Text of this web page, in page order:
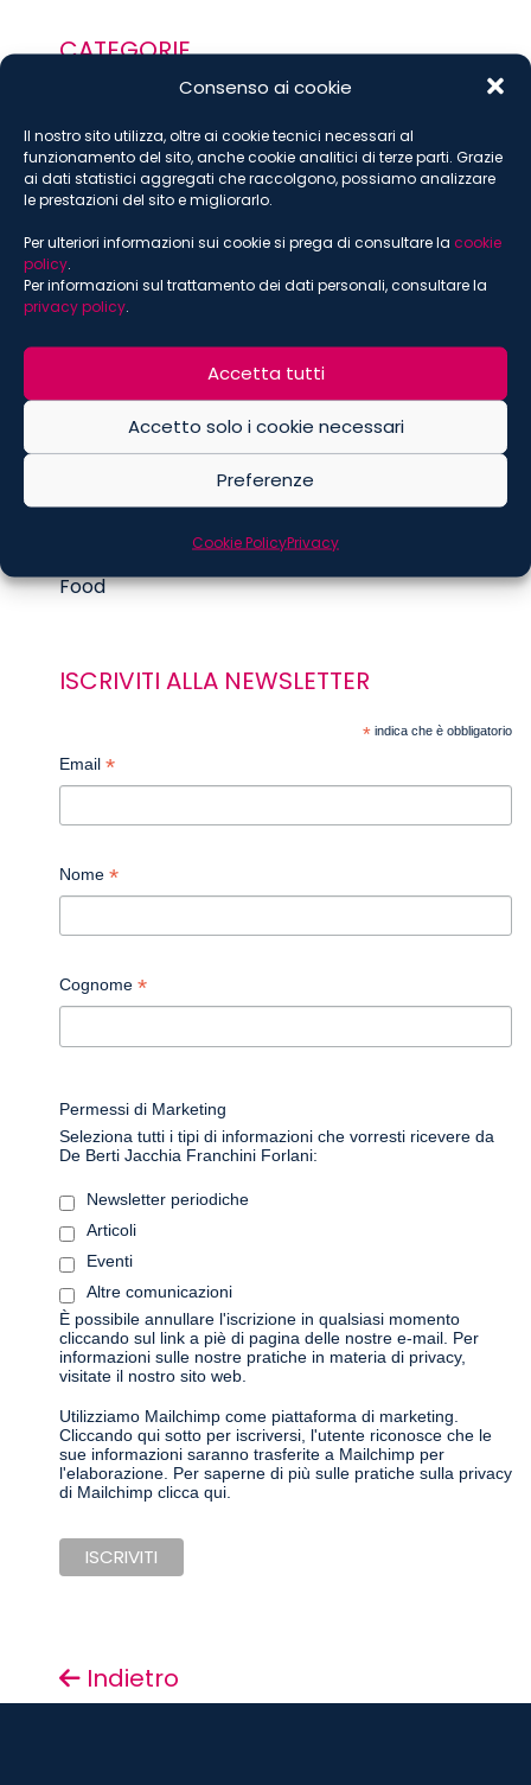
Consenso ai cookie
Il nostro sito utilizza, oltre ai cookie tecnici necessari al
funzionamento del sito, anche cookie analitici di terze parti. Grazie
ai dati statistici aggregati che raccolgono, possiamo analizzare
le prestazioni del sito e migliorarlo.
Per ulteriori informazioni sui cookie si prega di consultare la cookie
policy
Per informazioni sul trattamento dei dati personali, consultare la
privacy policy
Accetta tutti
Accetto solo i cookie necessari
Preferenze
Cookie PolicyPrivacy
CATEGORIE
Premi
Eventi
Video
Globally Minded
Pubblicazioni
CONTENUTI SPECIALI
Ucraina e sanzioni internazionali
Coronavirus
Food
ISCRIVITI ALLA NEWSLETTER
* indica che è obbligatorio
Email *
Nome *
Cognome *
Permessi di Marketing
Seleziona tutti i tipi di informazioni che vorresti ricevere da
De Berti Jacchia Franchini Forlani:
Newsletter periodiche
Articoli
Eventi
Altre comunicazioni
È possibile annullare l'iscrizione in qualsiasi momento
cliccando sul link a piè di pagina delle nostre e-mail. Per
informazioni sulle nostre pratiche in materia di privacy,
visitate il nostro sito web.
Utilizziamo Mailchimp come piattaforma di marketing.
Cliccando qui sotto per iscriversi, l'utente riconosce che le
sue informazioni saranno trasferite a Mailchimp per
l'elaborazione. Per saperne di più sulle pratiche sulla privacy
di Mailchimp clicca qui.
Indietro